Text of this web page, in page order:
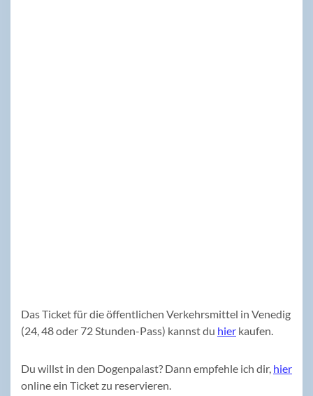
Das Ticket für die öffentlichen Verkehrsmittel in Venedig
(24, 48 oder 72 Stunden-Pass) kannst du hier kaufen.
Du willst in den Dogenpalast? Dann empfehle ich dir, hier
online ein Ticket zu reservieren.